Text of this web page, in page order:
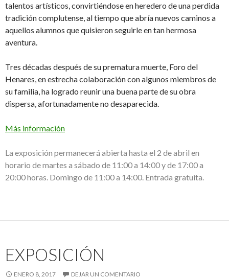
talentos artísticos, convirtiéndose en heredero de una perdida
tradición complutense, al tiempo que abría nuevos caminos a
aquellos alumnos que quisieron seguirle en tan hermosa
aventura.
Tres décadas después de su prematura muerte, Foro del
Henares, en estrecha colaboración con algunos miembros de
su familia, ha logrado reunir una buena parte de su obra
dispersa, afortunadamente no desaparecida.
Más información
La exposición permanecerá abierta hasta el 2 de abril en
horario de martes a sábado de 11:00 a 14:00 y de 17:00 a
20:00 horas. Domingo de 11:00 a 14:00. Entrada gratuita.
EXPOSICIÓN
ENERO 8, 2017 DEJAR UN COMENTARIO